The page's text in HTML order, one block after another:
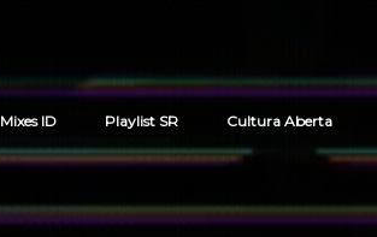
Mixes ID Playlist SR Cultura Aberta